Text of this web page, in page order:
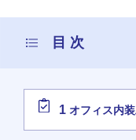
1 オフィス内